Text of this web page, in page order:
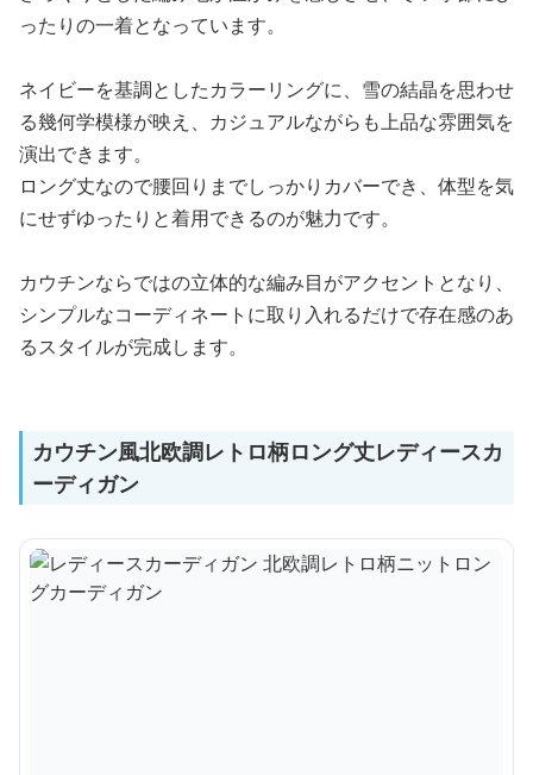
ったりの一着となっています。
ネイビーを基調としたカラーリングに、雪の結晶を思わせ
る幾何学模様が映え、カジュアルながらも上品な雰囲気を
演出できます。
ロング丈なので腰回りまでしっかりカバーでき、体型を気
にせずゆったりと着用できるのが魅力です。
カウチンならではの立体的な編み目がアクセントとなり、
シンプルなコーディネートに取り入れるだけで存在感のあ
るスタイルが完成します。
カウチン風北欧調レトロ柄ロング丈レディースカ
ーディガン